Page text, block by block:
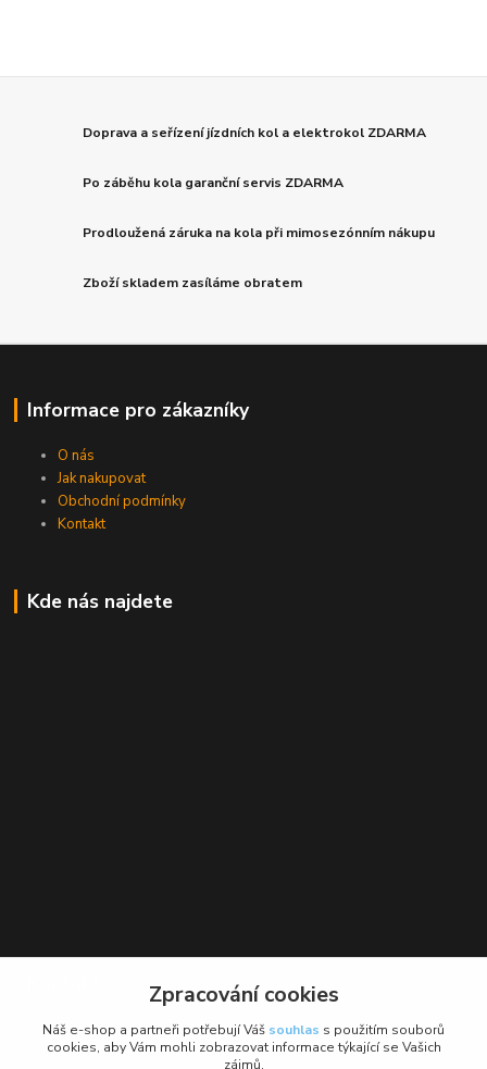
Doprava a seřízení jízdních kol a elektrokol ZDARMA
Po záběhu kola garanční servis ZDARMA
Prodloužená záruka na kola při mimosezónním nákupu
Zboží skladem zasíláme obratem
Informace pro zákazníky
O nás
Jak nakupovat
Obchodní podmínky
Kontakt
Kde nás najdete
BikeForce.cz
Zpracování cookies
Náš e-shop a partneři potřebují Váš souhlas s použitím souborů
cookies, aby Vám mohli zobrazovat informace týkající se Vašich
zájmů.